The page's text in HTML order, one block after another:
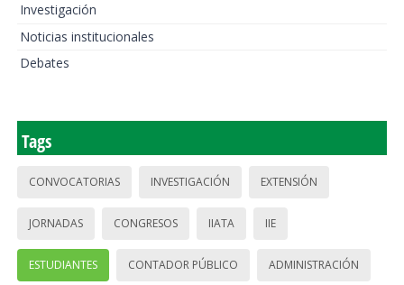
Investigación
Noticias institucionales
Debates
Tags
CONVOCATORIAS INVESTIGACIÓN EXTENSIÓN
JORNADAS CONGRESOS IIATA IIE
ESTUDIANTES CONTADOR PÚBLICO ADMINISTRACIÓN